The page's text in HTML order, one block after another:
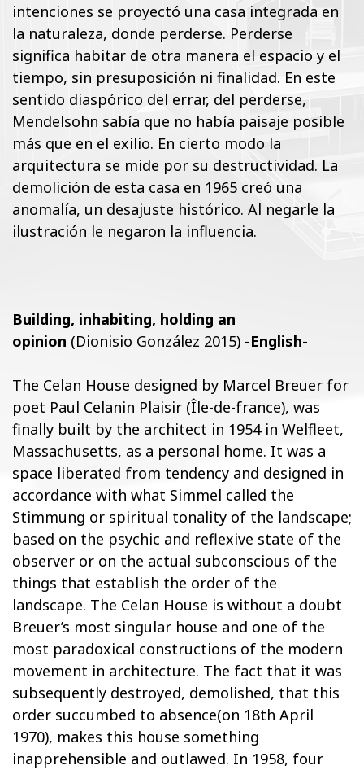
intenciones se proyectó una casa integrada en
la naturaleza, donde perderse. Perderse
significa habitar de otra manera el espacio y el
tiempo, sin presuposición ni finalidad. En este
sentido diaspórico del errar, del perderse,
Mendelsohn sabía que no había paisaje posible
más que en el exilio. En cierto modo la
arquitectura se mide por su destructividad. La
demolición de esta casa en 1965 creó una
anomalía, un desajuste histórico. Al negarle la
ilustración le negaron la influencia.
Building, inhabiting, holding an
opinion (Dionisio González 2015) -English-
The Celan House designed by Marcel Breuer for
poet Paul Celanin Plaisir (Île-de-france), was
finally built by the architect in 1954 in Welfleet,
Massachusetts, as a personal home. It was a
space liberated from tendency and designed in
accordance with what Simmel called the
Stimmung or spiritual tonality of the landscape;
based on the psychic and reflexive state of the
observer or on the actual subconscious of the
things that establish the order of the
landscape. The Celan House is without a doubt
Breuer’s most singular house and one of the
most paradoxical constructions of the modern
movement in architecture. The fact that it was
subsequently destroyed, demolished, that this
order succumbed to absence(on 18th April
1970), makes this house something
inapprehensible and outlawed. In 1958, four